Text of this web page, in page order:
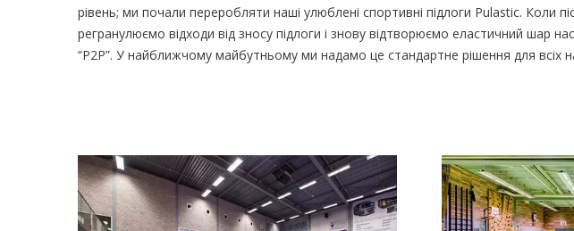
рівень; ми почали переробляти наші улюблені спортивні підлоги Pulastic. Коли
регранулюємо відходи від зносу підлоги і знову відтворюємо еластичний шар
“P2P”. У найближчому майбутньому ми надамо це стандартне рішення для всіх